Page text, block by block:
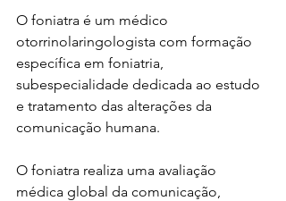
O foniatra é um médico
otorrinolaringologista com formação
específica em foniatria,
subespecialidade dedicada ao estudo
e tratamento das alterações da
comunicação humana.
O foniatra realiza uma avaliação
médica global da comunicação,